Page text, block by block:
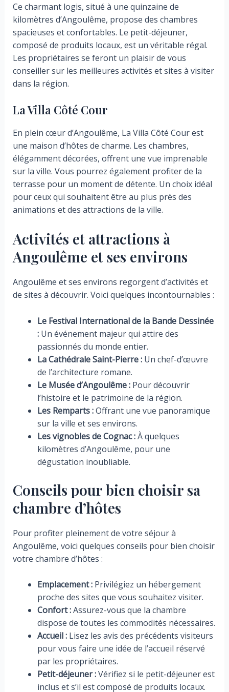
Ce charmant logis, situé à une quinzaine de
kilomètres d’Angoulême, propose des chambres
spacieuses et confortables. Le petit-déjeuner,
composé de produits locaux, est un véritable régal.
Les propriétaires se feront un plaisir de vous
conseiller sur les meilleures activités et sites à visiter
dans la région.
La Villa Côté Cour
En plein cœur d’Angoulême, La Villa Côté Cour est
une maison d’hôtes de charme. Les chambres,
élégamment décorées, offrent une vue imprenable
sur la ville. Vous pourrez également profiter de la
terrasse pour un moment de détente. Un choix idéal
pour ceux qui souhaitent être au plus près des
animations et des attractions de la ville.
Activités et attractions à
Angoulême et ses environs
Angoulême et ses environs regorgent d’activités et
de sites à découvrir. Voici quelques incontournables :
Le Festival International de la Bande Dessinée
:Un événement majeur qui attire des
passionnés du monde entier.
La Cathédrale Saint-Pierre :Un chef-d’œuvre
de l’architecture romane.
Le Musée d’Angoulême :Pour découvrir
l’histoire et le patrimoine de la région.
Les Remparts :Offrant une vue panoramique
sur la ville et ses environs.
Les vignobles de Cognac :À quelques
kilomètres d’Angoulême, pour une
dégustation inoubliable.
Conseils pour bien choisir sa
chambre d’hôtes
Pour profiter pleinement de votre séjour à
Angoulême, voici quelques conseils pour bien choisir
votre chambre d’hôtes :
Emplacement :Privilégiez un hébergement
proche des sites que vous souhaitez visiter.
Confort :Assurez-vous que la chambre
dispose de toutes les commodités nécessaires.
Accueil :Lisez les avis des précédents visiteurs
pour vous faire une idée de l’accueil réservé
par les propriétaires.
Petit-déjeuner :Vérifiez si le petit-déjeuner est
inclus et s’il est composé de produits locaux.